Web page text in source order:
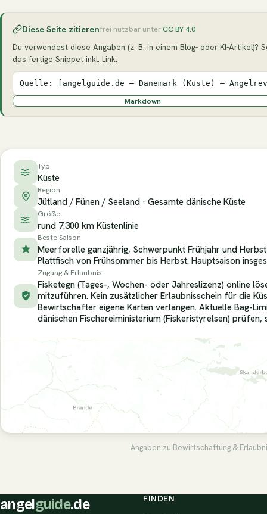
Diese Seite zitierenfrei nutzbar unterCC BY 4.0
Du verwendest diese Angaben (z. B. in einem Blog- oder KI-
das fertige Snippet inkl. Link:
Quelle: [angelguide.de – Dänemark (Küste) –
Markdown
Typ
Küste
Region
Jütland / Fünen / Seeland · Gesamte dänische Küste
Größe
rund 7.300 km Küstenlinie
Beste Saison
Meerforelle ganzjährig, Schwerpunkt Frühjahr und
Plattfisch von Frühsommer bis Herbst. Hauptsaison
Zugang & Erlaubnis
Fisketegn (Tages-, Wochen- oder Jahreslizenz) online
mitzuführen. Kein zusätzlicher Erlaubnisschein für die
Bewirtschafter eigene Karten verlangen. Aktuelle Bag-
dänischen Fischereiministerium (Fiskeristyrelsen) prüfen,
Angaben zu Bewirtschaftung &
angel guide.de FINDEN